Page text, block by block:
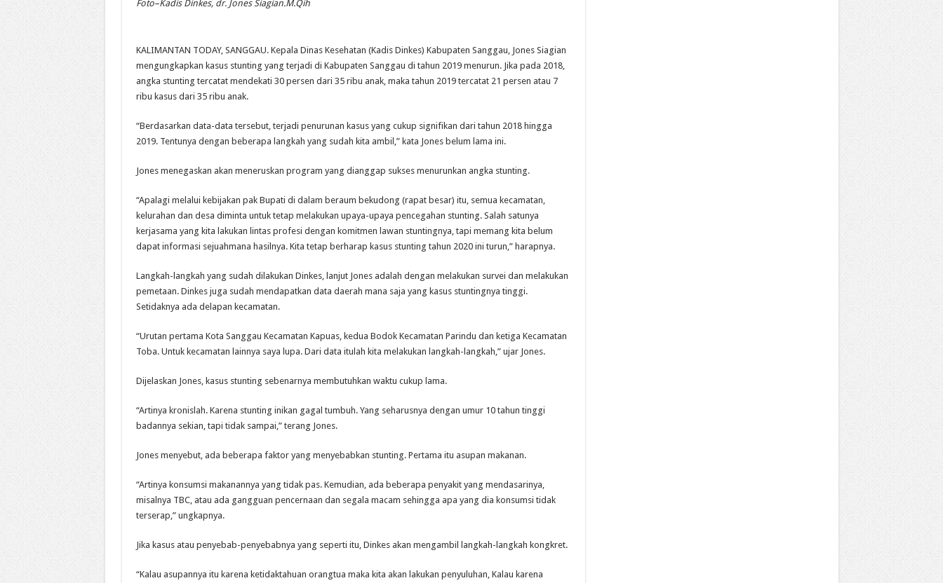
Foto–Kadis Dinkes, dr. Jones Siagian.M.Qih
KALIMANTAN TODAY, SANGGAU. Kepala Dinas Kesehatan (Kadis Dinkes) Kabupaten Sanggau, Jones Siagian
mengungkapkan kasus stunting yang terjadi di Kabupaten Sanggau di tahun 2019 menurun. Jika pada 2018,
angka stunting tercatat mendekati 30 persen dari 35 ribu anak, maka tahun 2019 tercatat 21 persen atau 7
ribu kasus dari 35 ribu anak.
“Berdasarkan data-data tersebut, terjadi penurunan kasus yang cukup signifikan dari tahun 2018 hingga
2019. Tentunya dengan beberapa langkah yang sudah kita ambil,” kata Jones belum lama ini.
Jones menegaskan akan meneruskan program yang dianggap sukses menurunkan angka stunting.
“Apalagi melalui kebijakan pak Bupati di dalam beraum bekudong (rapat besar) itu, semua kecamatan,
kelurahan dan desa diminta untuk tetap melakukan upaya-upaya pencegahan stunting. Salah satunya
kerjasama yang kita lakukan lintas profesi dengan komitmen lawan stuntingnya, tapi memang kita belum
dapat informasi sejuahmana hasilnya. Kita tetap berharap kasus stunting tahun 2020 ini turun,” harapnya.
Langkah-langkah yang sudah dilakukan Dinkes, lanjut Jones adalah dengan melakukan survei dan melakukan
pemetaan. Dinkes juga sudah mendapatkan data daerah mana saja yang kasus stuntingnya tinggi.
Setidaknya ada delapan kecamatan.
“Urutan pertama Kota Sanggau Kecamatan Kapuas, kedua Bodok Kecamatan Parindu dan ketiga Kecamatan
Toba. Untuk kecamatan lainnya saya lupa. Dari data itulah kita melakukan langkah-langkah,” ujar Jones.
Dijelaskan Jones, kasus stunting sebenarnya membutuhkan waktu cukup lama.
“Artinya kronislah. Karena stunting inikan gagal tumbuh. Yang seharusnya dengan umur 10 tahun tinggi
badannya sekian, tapi tidak sampai,” terang Jones.
Jones menyebut, ada beberapa faktor yang menyebabkan stunting. Pertama itu asupan makanan.
“Artinya konsumsi makanannya yang tidak pas. Kemudian, ada beberapa penyakit yang mendasarinya,
misalnya TBC, atau ada gangguan pencernaan dan segala macam sehingga apa yang dia konsumsi tidak
terserap,” ungkapnya.
Jika kasus atau penyebab-penyebabnya yang seperti itu, Dinkes akan mengambil langkah-langkah kongkret.
“Kalau asupannya itu karena ketidaktahuan orangtua maka kita akan lakukan penyuluhan, Kalau karena